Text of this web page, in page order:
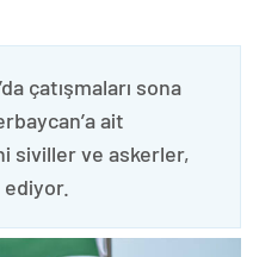
çatışmaları sona
ait
siviller ve askerler,